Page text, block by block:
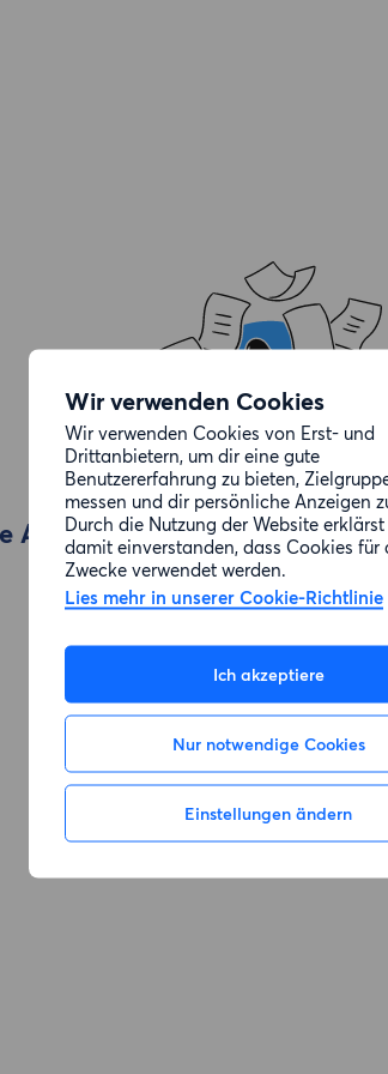
Wir verwenden Cookies
Wir verwenden Cookies von Erst- und
Drittanbietern, um dir eine gute
Benutzererfahrung zu bieten,
messen und dir persönliche Anzeigen
Durch die Nutzung der Website
damit einverstanden, dass Cookies für
Zwecke verwendet werden.
Lies mehr in unserer Cookie-Richtlinie
Ich akzeptiere
Nur notwendige Cookies
Einstellungen ändern
Anzeige, die du gesucht